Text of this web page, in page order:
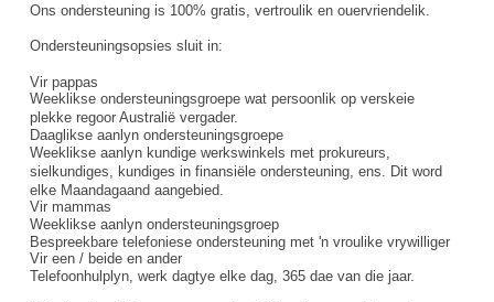
Ons ondersteuning is 100% gratis, vertroulik en ouervriendelik.
Ondersteuningsopsies sluit in:
Vir pappas
Weeklikse ondersteuningsgroepe wat persoonlik op verskeie
plekke regoor Australië vergader.
Daaglikse aanlyn ondersteuningsgroepe
Weeklikse aanlyn kundige werkswinkels met prokureurs,
sielkundiges, kundiges in finansiële ondersteuning, ens. Dit word
elke Maandagaand aangebied.
Vir mammas
Weeklikse aanlyn ondersteuningsgroep
Bespreekbare telefoniese ondersteuning met 'n vroulike vrywilliger
Vir een / beide en ander
Telefoonhulplyn, werk dagtye elke dag, 365 dae van die jaar.